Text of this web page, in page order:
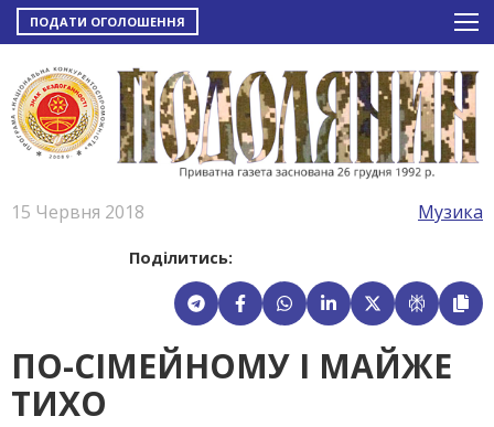
ПОДАТИ ОГОЛОШЕННЯ
15 Червня 2018 Музика
Поділитись:
ПО-СІМЕЙНОМУ І МАЙЖЕ
ТИХО